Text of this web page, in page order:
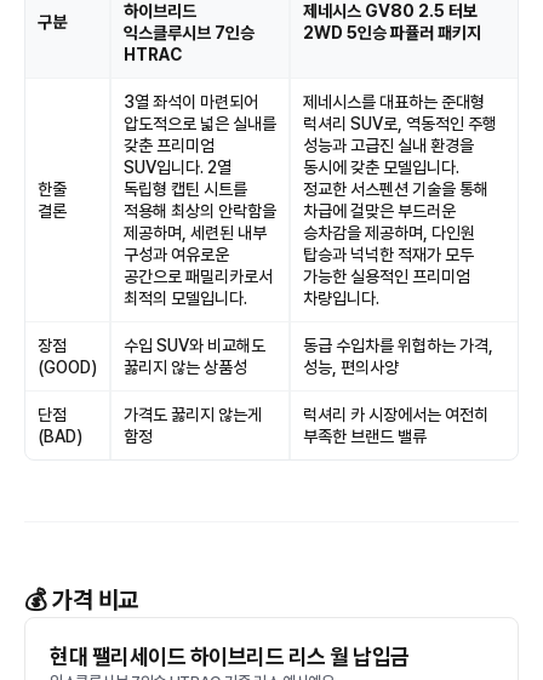
구분
하이브리드
익스클루시브 7인승
HTRAC
제네시스 GV80 2.5 터보
2WD 5인승 파퓰러 패키지
한줄
결론
3열 좌석이 마련되어
압도적으로 넓은 실내를
갖춘 프리미엄
SUV입니다. 2열
독립형 캡틴 시트를
적용해 최상의 안락함을
제공하며, 세련된 내부
구성과 여유로운
공간으로 패밀리카로서
최적의 모델입니다.
제네시스를 대표하는 준대형
럭셔리 SUV로, 역동적인 주행
성능과 고급진 실내 환경을
동시에 갖춘 모델입니다.
정교한 서스펜션 기술을 통해
차급에 걸맞은 부드러운
승차감을 제공하며, 다인원
탑승과 넉넉한 적재가 모두
가능한 실용적인 프리미엄
차량입니다.
장점
(GOOD)
수입 SUV와 비교해도
꿇리지 않는 상품성
동급 수입차를 위협하는 가격,
성능, 편의사양
단점
(BAD)
가격도 꿇리지 않는게
함정
럭셔리 카 시장에서는 여전히
부족한 브랜드 밸류
💰 가격 비교
현대 팰리세이드 하이브리드 리스 월 납입금